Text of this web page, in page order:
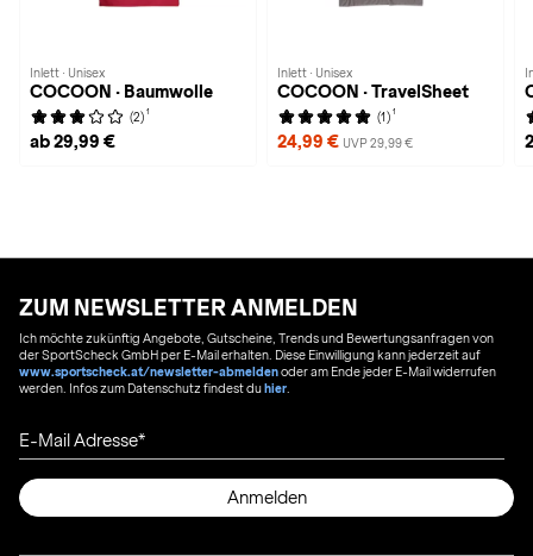
Inlett · Unisex
COCOON · Baumwolle
(2) 1
ab 29,99 €
Inlett · Unisex
COCOON · TravelSheet
(1) 1
24,99 € UVP 29,99 €
ZUM NEWSLETTER ANMELDEN
Ich möchte zukünftig Angebote, Gutscheine, Trends und Bewertungsanfragen von
der SportScheck GmbH per E-Mail erhalten. Diese Einwilligung kann jederzeit auf
www.sportscheck.at/newsletter-abmeldenoder am Ende jeder E-Mail widerrufen
werden. Infos zum Datenschutz findest duhier
E-Mail Adresse
Anmelden